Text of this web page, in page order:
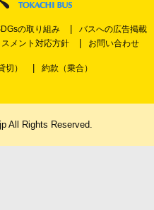
の取り組み
バスへの広告掲載
メント対応方針 お問い合わせ
切） 約款（乗合）
All Rights Reserved.